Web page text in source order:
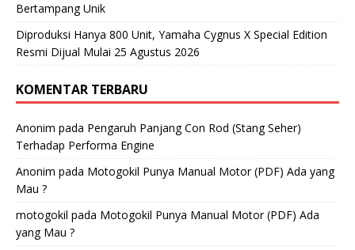
Bertampang Unik
Diproduksi Hanya 800 Unit, Yamaha Cygnus X Special Edition
Resmi Dijual Mulai 25 Agustus 2026
KOMENTAR TERBARU
Anonim pada Pengaruh Panjang Con Rod (Stang Seher)
Terhadap Performa Engine
Anonim pada Motogokil Punya Manual Motor (PDF) Ada yang
Mau ?
motogokil pada Motogokil Punya Manual Motor (PDF) Ada
yang Mau ?